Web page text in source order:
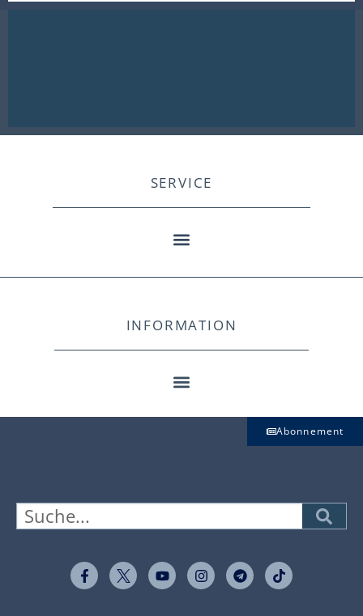
SERVICE
INFORMATION
Abonnement